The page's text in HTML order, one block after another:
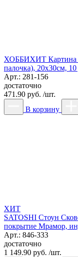
ХОББИХИТ Картина
палочка), 20х30см,
Арт.: 281-156
достаточно
471.90 руб. /шт.
В корзину
ХИТ
SATOSHI Стоун
покрытие Мрамор,
Арт.: 846-333
достаточно
1 149.90 руб. /шт.